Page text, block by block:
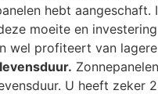
hebt aangeschaft.
moeite en
wel profiteert van
U heeft zeker